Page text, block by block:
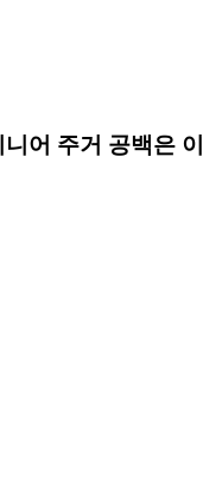
어 주거 공백은 이